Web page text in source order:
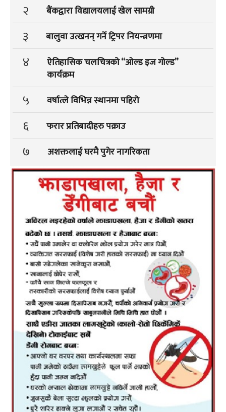
२ बैंकद्वारा विद्यालयलाई खेल सामग्री
३ बालुवा उत्खनन् गर्ने ट्रिपर नियन्त्रणमा
४
ऐतिहासिक चलचित्रको “ओल्ड इज गोल्ड”
कार्यक्रम
५ वर्षात्ले विभिन्न स्थानमा पहिरो
६ फरार प्रतिबादीहरु पक्राउ
७ अशक्तलाई घरमै पुगेर नागरिकता